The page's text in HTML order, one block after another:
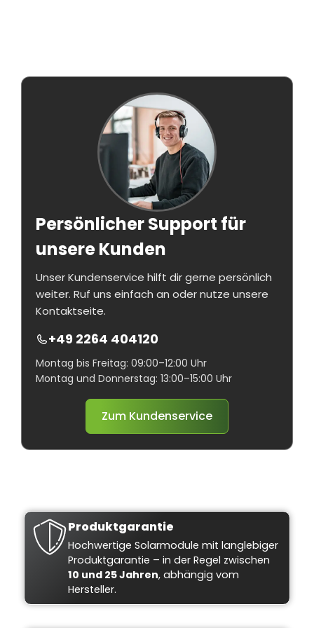
Persönlicher Support für
unsere Kunden
Unser Kundenservice hilft dir gerne persönlich
weiter. Ruf uns einfach an oder nutze unsere
Kontaktseite.
+49 2264 404120
Montag bis Freitag: 09:00–12:00 Uhr
Montag und Donnerstag: 13:00–15:00 Uhr
Zum Kundenservice
Produktgarantie
Hochwertige Solarmodule mit langlebiger
Produktgarantie – in der Regel zwischen
10 und 25 Jahren, abhängig vom
Hersteller.